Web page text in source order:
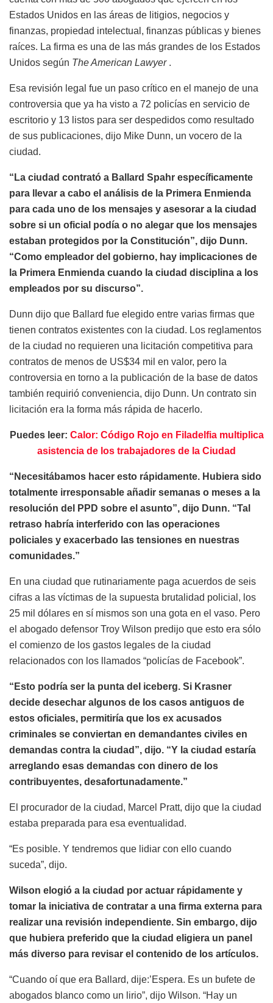
Estados Unidos en las áreas de litigios, negocios y
finanzas, propiedad intelectual, finanzas públicas y bienes
raíces. La firma es una de las más grandes de los Estados
Unidos según The American Lawyer.
Esa revisión legal fue un paso crítico en el manejo de una
controversia que ya ha visto a 72 policías en servicio de
escritorio y 13 listos para ser despedidos como resultado
de sus publicaciones, dijo Mike Dunn, un vocero de la
ciudad.
“La ciudad contrató a Ballard Spahr específicamente
para llevar a cabo el análisis de la Primera Enmienda
para cada uno de los mensajes y asesorar a la ciudad
sobre si un oficial podía o no alegar que los mensajes
estaban protegidos por la Constitución”, dijo Dunn.
“Como empleador del gobierno, hay implicaciones de
la Primera Enmienda cuando la ciudad disciplina a los
empleados por su discurso”.
Dunn dijo que Ballard fue elegido entre varias firmas que
tienen contratos existentes con la ciudad. Los reglamentos
de la ciudad no requieren una licitación competitiva para
contratos de menos de US$34 mil en valor, pero la
controversia en torno a la publicación de la base de datos
también requirió conveniencia, dijo Dunn. Un contrato sin
licitación era la forma más rápida de hacerlo.
Puedes leer: Calor: Código Rojo en Filadelfia multiplica
asistencia de los trabajadores de la Ciudad
“Necesitábamos hacer esto rápidamente. Hubiera sido
totalmente irresponsable añadir semanas o meses a la
resolución del PPD sobre el asunto”, dijo Dunn. “Tal
retraso habría interferido con las operaciones
policiales y exacerbado las tensiones en nuestras
comunidades.”
En una ciudad que rutinariamente paga acuerdos de seis
cifras a las víctimas de la supuesta brutalidad policial, los
25 mil dólares en sí mismos son una gota en el vaso. Pero
el abogado defensor Troy Wilson predijo que esto era sólo
el comienzo de los gastos legales de la ciudad
relacionados con los llamados “policías de Facebook”.
“Esto podría ser la punta del iceberg. Si Krasner
decide desechar algunos de los casos antiguos de
estos oficiales, permitiría que los ex acusados
criminales se conviertan en demandantes civiles en
demandas contra la ciudad”, dijo. “Y la ciudad estaría
arreglando esas demandas con dinero de los
contribuyentes, desafortunadamente.”
El procurador de la ciudad, Marcel Pratt, dijo que la ciudad
estaba preparada para esa eventualidad.
“Es posible. Y tendremos que lidiar con ello cuando
suceda”, dijo.
Wilson elogió a la ciudad por actuar rápidamente y
tomar la iniciativa de contratar a una firma externa para
realizar una revisión independiente. Sin embargo, dijo
que hubiera preferido que la ciudad eligiera un panel
más diverso para revisar el contenido de los artículos.
“Cuando oí que era Ballard, dije:’Espera. Es un bufete de
abogados blanco como un lirio”, dijo Wilson. “Hay un